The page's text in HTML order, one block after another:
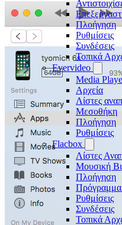
Πλοήγηση
Ρυθμίσεις
Συνδέσεις
Τοπικά
Evervideo
Media
Αρχεία
Λίστες
Μεσοθήκη
Πλοήγηση
Ρυθμίσεις
Flacbox
Λίστες
Μουσική
Πλοήγηση
Ρυθμίσεις
Συνδέσεις
Τοπικά